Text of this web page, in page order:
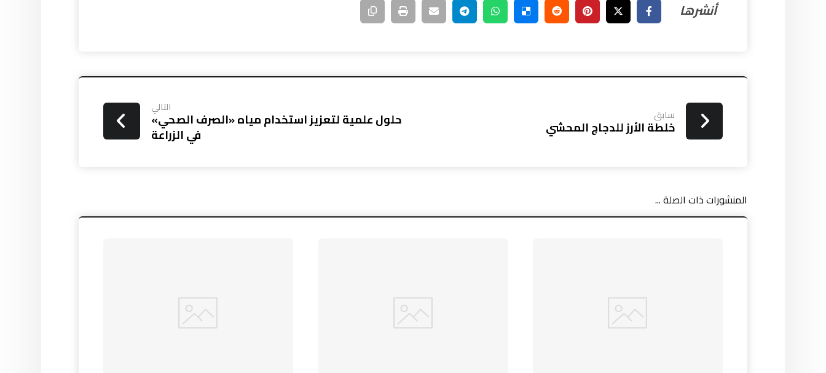
سابق
خلطة الأرز للدجاج المحشي
التالي
حلول علمية لتعزيز استخدام مياه «الصرف الصحي»
في الزراعة
المنشورات ذات الصلة ...